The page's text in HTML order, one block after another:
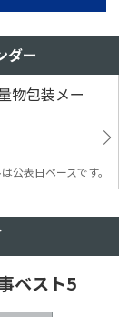
ダー
物包装メー
公表日ベースです。
ベスト5